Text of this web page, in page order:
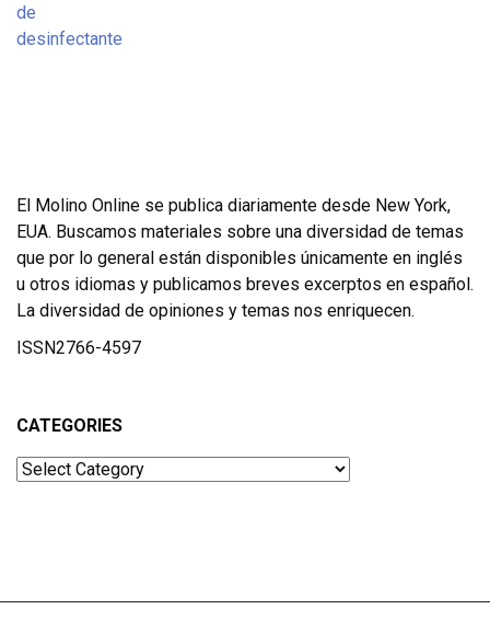
El Molino Online se publica diariamente desde New York,
EUA. Buscamos materiales sobre una diversidad de temas
que por lo general están disponibles únicamente en inglés
u otros idiomas y publicamos breves excerptos en español.
La diversidad de opiniones y temas nos enriquecen.
ISSN2766-4597
CATEGORIES
Categories